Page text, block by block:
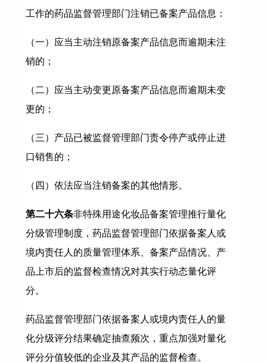
工作的药品监督管理部门注销已备案产品信息：
（一）应当主动注销原备案产品信息而逾期未注
销的；
（二）应当主动变更原备案产品信息而逾期未变
更的；
（三）产品已被监督管理部门责令停产或停止进
口销售的；
（四）依法应当注销备案的其他情形。
第二十六条非特殊用途化妆品备案管理推行量化
分级管理制度，药品监督管理部门依据备案人或
境内责任人的质量管理体系、备案产品情况、产
品上市后的监督检查情况对其实行动态量化评
分。
药品监督管理部门依据备案人或境内责任人的量
化分级评分结果确定抽查频次，重点加强对量化
评分分值较低的企业及其产品的监督检查。